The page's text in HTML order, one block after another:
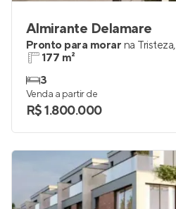
Almirante Delamare
Pronto para morar na Tristeza,
177 m²
3
Venda a partir de
R$ 1.800.000